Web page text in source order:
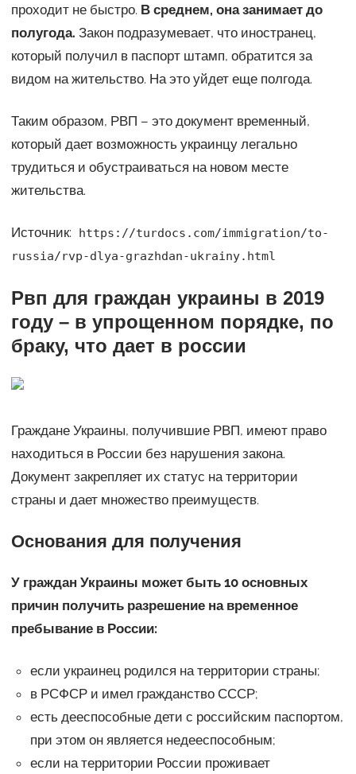
проходит не быстро. В среднем, она занимает до
полугода. Закон подразумевает, что иностранец,
который получил в паспорт штамп, обратится за
видом на жительство. На это уйдет еще полгода.
Таким образом, РВП – это документ временный,
который дает возможность украинцу легально
трудиться и обустраиваться на новом месте
жительства.
Источник:
https://turdocs.com/immigration/to-
russia/rvp-dlya-grazhdan-ukrainy.html
Рвп для граждан украины в 2019
году – в упрощенном порядке, по
браку, что дает в россии
Граждане Украины, получившие РВП, имеют право
находиться в России без нарушения закона.
Документ закрепляет их статус на территории
страны и дает множество преимуществ.
Основания для получения
У граждан Украины может быть 10 основных
причин получить разрешение на временное
пребывание в России:
если украинец родился на территории страны;
в РСФСР и имел гражданство СССР;
есть дееспособные дети с российским паспортом,
при этом он является недееспособным;
если на территории России проживает